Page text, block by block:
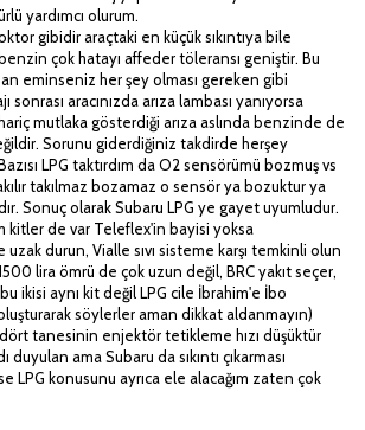
yardımcı olurum.
gibidir araçtaki en küçük sıkıntıya bile
çok hatayı affeder töleransı geniştir. Bu
eminseniz her şey olması gereken gibi
sonrası aracınızda arıza lambası yanıyorsa
mutlaka gösterdiği arıza aslında benzinde de
Sorunu giderdiğiniz takdirde herşey
LPG taktırdım da O2 sensörümü bozmuş vs
takılmaz bozamaz o sensör ya bozuktur ya
Sonuç olarak Subaru LPG ye gayet uyumludur.
kitler de var Teleflex'in bayisi yoksa
durun, Vialle sıvı sisteme karşı temkinli olun
lira ömrü de çok uzun değil, BRC yakıt seçer,
ikisi aynı kit değil LPG cile İbrahim'e İbo
söylerler aman dikkat aldanmayın)
tanesinin enjektör tetikleme hızı düşüktür
ama Subaru da sıkıntı çıkarması
LPG konusunu ayrıca ele alacağım zaten çok